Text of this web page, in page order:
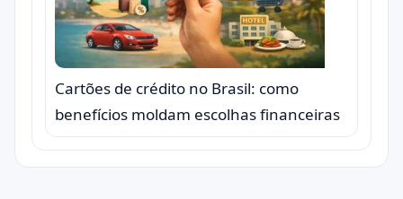
Cartões de crédito no Brasil: como
benefícios moldam escolhas financeiras